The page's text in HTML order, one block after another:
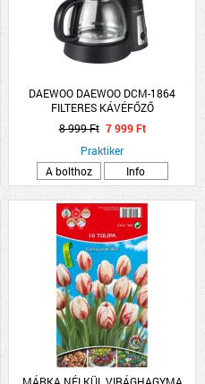
DAEWOO DAEWOO DCM-1864
FILTERES KÁVÉFŐZŐ
8 999 Ft 7 999 Ft
Praktiker
A bolthoz
Info